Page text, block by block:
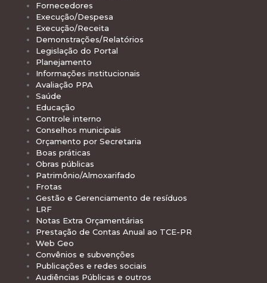
Fornecedores
Execução/Despesa
Execução/Receita
Demonstrações/Relatórios
Legislação do Portal
Planejamento
Informações institucionais
Avaliação PPA
Saúde
Educação
Controle interno
Conselhos municipais
Orçamento por Secretaria
Boas práticas
Obras públicas
Patrimônio/Almoxarifado
Frotas
Gestão e Gerenciamento de resíduos
LRF
Notas Extra Orçamentárias
Prestação de Contas Anual ao TCE-PR
Web Geo
Convênios e subvenções
Publicações e redes sociais
Audiências Públicas e outros